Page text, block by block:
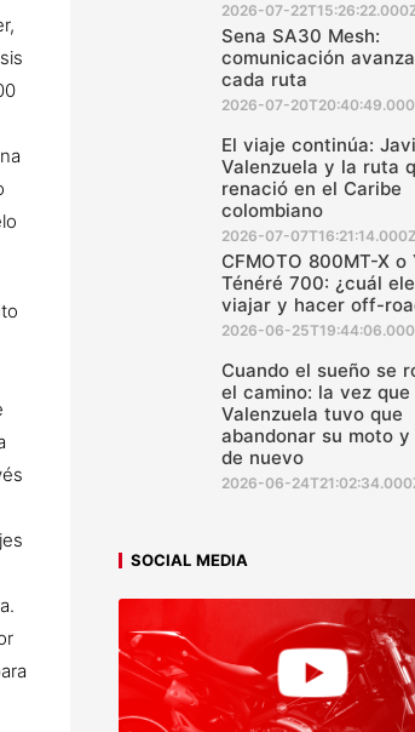
2026-07-
Sena SA30 Mesh:
comunicación
cada ruta
2026-07-
El viaje continúa:
Valenzuela y la ruta
renació en el Caribe
colombiano
2026-07-07T16:21:14.000Z
CFMOTO 800MT-X o
Ténéré 700: ¿cuál
viajar y hacer off-
2026-06-
Cuando el sueño se
el camino: la vez
Valenzuela tuvo que
abandonar su moto y
de nuevo
2026-06-
SOCIAL MEDIA